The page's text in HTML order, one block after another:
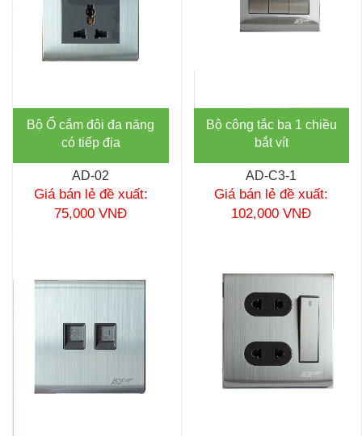
Bộ Ổ cắm đôi đa năng
có tiếp địa
AD-02
Giá bán lẻ đề xuất:
75,000 VNĐ
Bộ công tắc ba 1 chiều
bắt vít
AD-C3-1
Giá bán lẻ đề xuất:
102,000 VNĐ